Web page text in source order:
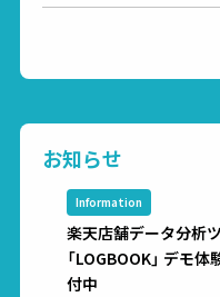
お知らせ
Information
楽天店舗データ分析
「LOGBOOK」 デモ
付中